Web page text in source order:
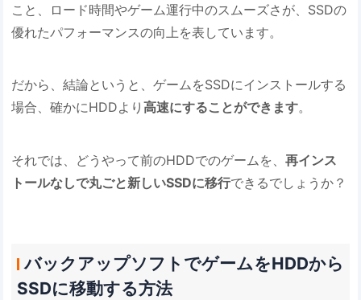
こと、ロード時間やゲーム運行中のスムーズさが、SSDの
優れたパフォーマンスの向上を表しています。
だから、結論というと、ゲームをSSDにインストールする
場合、確かにHDDより高速にすることができます。
それでは、どうやって前のHDDでのゲームを、再インス
トールなしで丸ごと新しいSSDに移行できるでしょうか？
バックアップソフトでゲームをHDDから
SSDに移動する方法